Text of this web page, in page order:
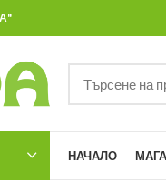
НАЧАЛО